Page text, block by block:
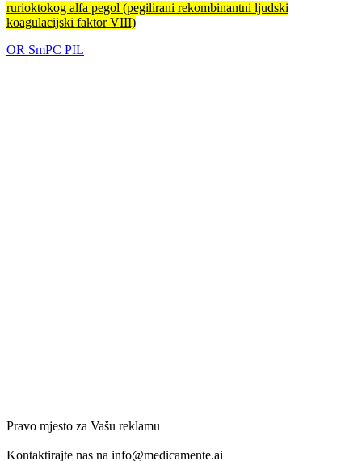
rurioktokog alfa pegol (pegilirani rekombinantni ljudski
koagulacijski faktor VIII)
OR SmPC PIL
Pravo mjesto za Vašu reklamu
Kontaktirajte nas na info@medicamente.ai